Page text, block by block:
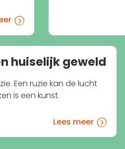
=
huiselijk geweld
Een ruzie kan de lucht
is een kunst.
=
Lees meer